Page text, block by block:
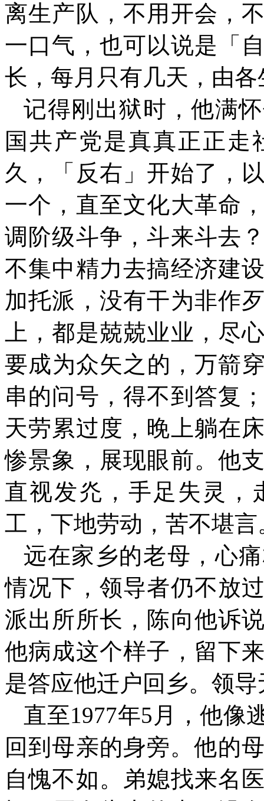
离生产队，不用开会，
一口气，也可以说是「
长，每月只有几天，由
记得刚出狱时，他满
国共产党是真真正正走
久，「反右」开始了，
一个，直至文化大革命
调阶级斗争，斗来斗去
不集中精力去搞经济建
加托派，没有干为非作
上，都是兢兢业业，尽
要成为众矢之的，万箭
串的问号，得不到答复
天劳累过度，晚上躺在
惨景象，展现眼前。他
直视发灮，手足失灵，
工，下地劳动，苦不堪言
远在家乡的老母，心
情况下，领导者仍不放
派出所所长，陈向他诉
他病成这个样子，留下
是答应他迁户回乡。领
直至1977年5 月，他像
回到母亲的身旁。他的
自愧不如。弟媳找来名